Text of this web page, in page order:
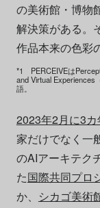
の美術館・博物
解決策がある。
作品本来の色彩
*1 PERCEIVEは
and Virtual Experiences
語。
2023年2月に3
家だけでなく一
のAIアーキテク
た国際共同プロ
か、 シカゴ美術